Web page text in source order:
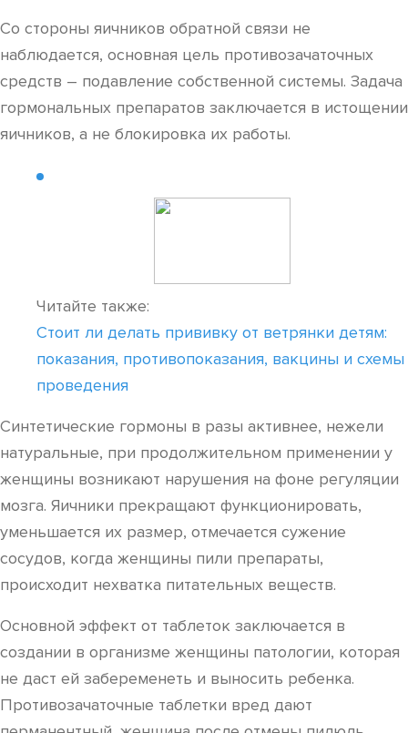
Со стороны яичников обратной связи не
наблюдается, основная цель противозачаточных
средств – подавление собственной системы. Задача
гормональных препаратов заключается в истощении
яичников, а не блокировка их работы.
Читайте также:
Стоит ли делать прививку от ветрянки детям:
показания, противопоказания, вакцины и схемы
проведения
Синтетические гормоны в разы активнее, нежели
натуральные, при продолжительном применении у
женщины возникают нарушения на фоне регуляции
мозга. Яичники прекращают функционировать,
уменьшается их размер, отмечается сужение
сосудов, когда женщины пили препараты,
происходит нехватка питательных веществ.
Основной эффект от таблеток заключается в
создании в организме женщины патологии, которая
не даст ей забеременеть и выносить ребенка.
Противозачаточные таблетки вред дают